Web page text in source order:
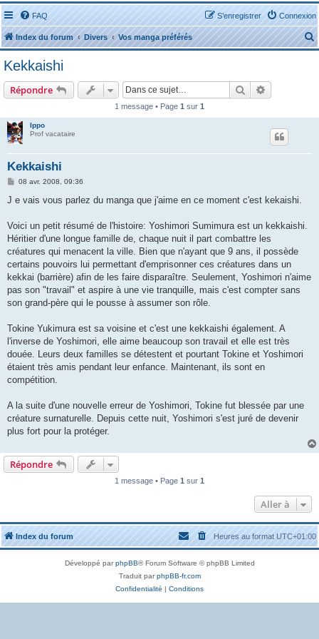
FAQ Connexion
S’enregistrer
Index du forum Divers Vos manga préférés
e
Kekkaishi
Répondre Rechercher
1 message • Page 1 sur 1
Ippo
Prof vacataire
Kekkaishi
M
s
g
08 avr. 2008, 09:36
J e vais vous parlez du manga que j'aime en ce moment c'est kekaishi.
Voici un petit résumé de l'histoire: Yoshimori Sumimura est un kekkaishi.
Héritier d'une longue famille de, chaque nuit il part combattre les
créatures qui menacent la ville. Bien que n'ayant que 9 ans, il possède
certains pouvoirs lui permettant d'emprisonner ces créatures dans un
kekkai (barrière) afin de les faire disparaître. Seulement, Yoshimori n'aime
pas son "travail" et aspire à une vie tranquille, mais c'est compter sans
son grand-père qui le pousse à assumer son rôle.
Tokine Yukimura est sa voisine et c'est une kekkaishi également. A
l'inverse de Yoshimori, elle aime beaucoup son travail et elle est très
douée. Leurs deux familles se détestent et pourtant Tokine et Yoshimori
étaient très amis pendant leur enfance. Maintenant, ils sont en
compétition.
A la suite d'une nouvelle erreur de Yoshimori, Tokine fut blessée par une
créature surnaturelle. Depuis cette nuit, Yoshimori s'est juré de devenir
plus fort pour la protéger.
Répondre
1 message • Page 1 sur 1
Aller à
Index du forum Heures au formatUTC+01:00
Développé parphpBB® Forum Software © phpBB Limited
Traduit parphpBB-fr.com
Confidentialité | Conditions